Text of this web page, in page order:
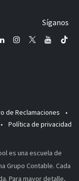
Síganos
de Reclamaciones
•
• Política de privacidad
es una escuela de
Grupo Contable. Cada
Para mayor detalle,